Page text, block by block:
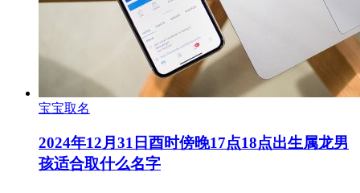
宝宝取名
2024年12月31日酉时傍晚17点18点出生属龙男
孩适合取什么名字